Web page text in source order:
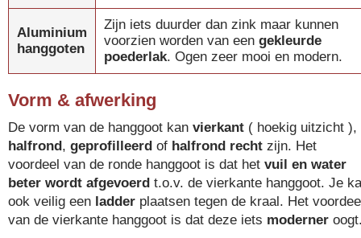
Aluminium
hanggoten
Zijn iets duurder dan zink maar kunnen
voorzien worden van een gekleurde
poederlak. Ogen zeer mooi en modern.
Vorm & afwerking
De vorm van de hanggoot kan vierkant ( hoekig uitzicht ),
halfrond, geprofilleerd of halfrond recht zijn. Het
voordeel van de ronde hanggoot is dat het vuil en water
beter wordt afgevoerd t.o.v. de vierkante hanggoot. Je
ook veilig een ladder plaatsen tegen de kraal. Het
van de vierkante hanggoot is dat deze iets moderner